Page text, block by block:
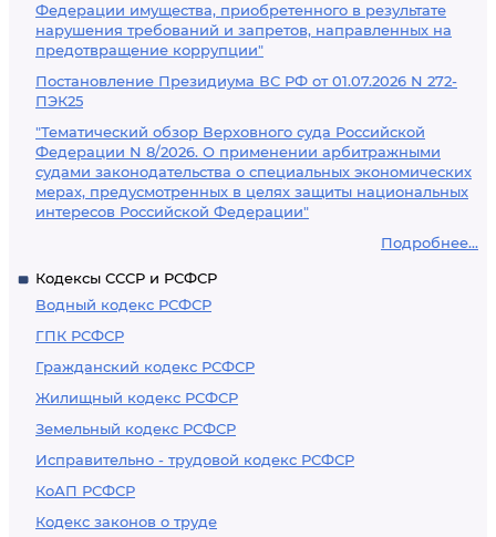
Федерации имущества, приобретенного в результате
нарушения требований и запретов, направленных на
предотвращение коррупции"
Постановление Президиума ВС РФ от 01.07.2026 N 272-
ПЭК25
"Тематический обзор Верховного суда Российской
Федерации N 8/2026. О применении арбитражными
судами законодательства о специальных экономических
мерах, предусмотренных в целях защиты национальных
интересов Российской Федерации"
Подробнее...
Кодексы СССР и РСФСР
Водный кодекс РСФСР
ГПК РСФСР
Гражданский кодекс РСФСР
Жилищный кодекс РСФСР
Земельный кодекс РСФСР
Исправительно - трудовой кодекс РСФСР
КоАП РСФСР
Кодекс законов о труде